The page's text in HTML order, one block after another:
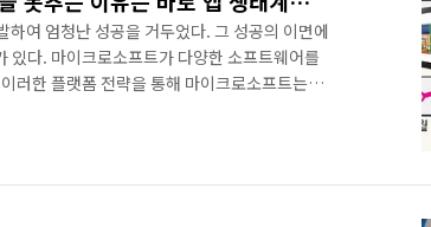
여 엄청난 성공을 거두었다. 그 성공의 이면에
있다. 마이크로소프트가 다양한 소프트웨어를
러한 플랫폼 전략을 통해 마이크로소프트는
일 환경에서는 전세가 역전되었다. 애플은
. 하지만 윈도 앱스토어에 등록된 윈도 앱은 이